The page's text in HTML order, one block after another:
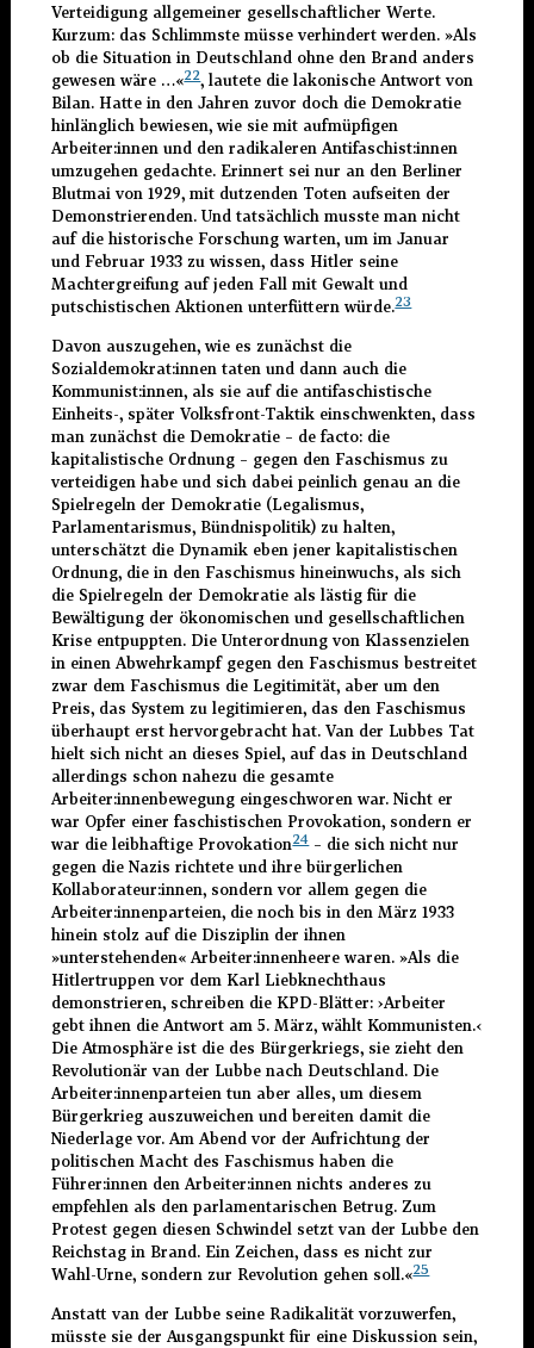
Verteidigung allgemeiner gesellschaftlicher Werte.
Kurzum: das Schlimmste müsse verhindert werden. »Als
ob die Situation in Deutschland ohne den Brand anders
gewesen wäre …«22, lautete die lakonische Antwort von
Bilan. Hatte in den Jahren zuvor doch die Demokratie
hinlänglich bewiesen, wie sie mit aufmüpfigen
Arbeiter:innen und den radikaleren Antifaschist:innen
umzugehen gedachte. Erinnert sei nur an den Berliner
Blutmai von 1929, mit dutzenden Toten aufseiten der
Demonstrierenden. Und tatsächlich musste man nicht
auf die historische Forschung warten, um im Januar
und Februar 1933 zu wissen, dass Hitler seine
Machtergreifung auf jeden Fall mit Gewalt und
putschistischen Aktionen unterfüttern würde.23
Davon auszugehen, wie es zunächst die
Sozialdemokrat:innen taten und dann auch die
Kommunist:innen, als sie auf die antifaschistische
Einheits-, später Volksfront-Taktik einschwenkten, dass
man zunächst die Demokratie – de facto: die
kapitalistische Ordnung – gegen den Faschismus zu
verteidigen habe und sich dabei peinlich genau an die
Spielregeln der Demokratie (Legalismus,
Parlamentarismus, Bündnispolitik) zu halten,
unterschätzt die Dynamik eben jener kapitalistischen
Ordnung, die in den Faschismus hineinwuchs, als sich
die Spielregeln der Demokratie als lästig für die
Bewältigung der ökonomischen und gesellschaftlichen
Krise entpuppten. Die Unterordnung von Klassenzielen
in einen Abwehrkampf gegen den Faschismus bestreitet
zwar dem Faschismus die Legitimität, aber um den
Preis, das System zu legitimieren, das den Faschismus
überhaupt erst hervorgebracht hat. Van der Lubbes Tat
hielt sich nicht an dieses Spiel, auf das in Deutschland
allerdings schon nahezu die gesamte
Arbeiter:innenbewegung eingeschworen war. Nicht er
war Opfer einer faschistischen Provokation, sondern er
war die leibhaftige Provokation24– die sich nicht nur
gegen die Nazis richtete und ihre bürgerlichen
Kollaborateur:innen, sondern vor allem gegen die
Arbeiter:innenparteien, die noch bis in den März 1933
hinein stolz auf die Disziplin der ihnen
»unterstehenden« Arbeiter:innenheere waren. »Als die
Hitlertruppen vor dem Karl Liebknechthaus
demonstrieren, schreiben die KPD-Blätter: ›Arbeiter
gebt ihnen die Antwort am 5. März, wählt Kommunisten.‹
Die Atmosphäre ist die des Bürgerkriegs, sie zieht den
Revolutionär van der Lubbe nach Deutschland. Die
Arbeiter:innenparteien tun aber alles, um diesem
Bürgerkrieg auszuweichen und bereiten damit die
Niederlage vor. Am Abend vor der Aufrichtung der
politischen Macht des Faschismus haben die
Führer:innen den Arbeiter:innen nichts anderes zu
empfehlen als den parlamentarischen Betrug. Zum
Protest gegen diesen Schwindel setzt van der Lubbe den
Reichstag in Brand. Ein Zeichen, dass es nicht zur
Wahl-Urne, sondern zur Revolution gehen soll.«25
Anstatt van der Lubbe seine Radikalität vorzuwerfen,
müsste sie der Ausgangspunkt für eine Diskussion sein,